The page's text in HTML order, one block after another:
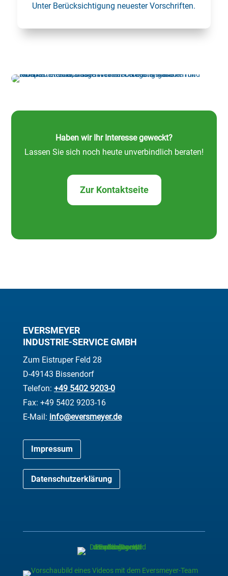
Unter Berücksichtigung neuester Vorschriften.
Haben wir Ihr Interesse geweckt?
Lassen Sie sich noch heute unverbindlich beraten!
Zur Kontaktseite
EVERSMEYER
INDUSTRIE-SERVICE GMBH
Zum Eistruper Feld 28
D-49143 Bissendorf
Telefon: +49 5402 9203-0
Fax: +49 5402 9203-16
E-Mail: info@eversmeyer.de
Impressum
Datenschutzerklärung